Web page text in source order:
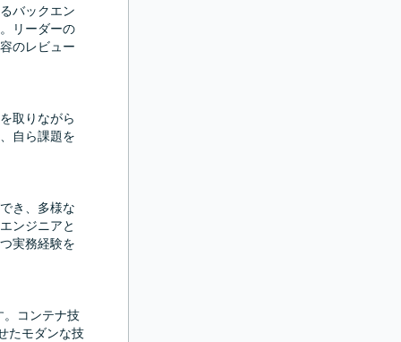
バックエン
リーダーの
のレビュー
取りながら
自ら課題を
き、多様な
ンジニアと
実務経験を
コンテナ技
たモダンな技